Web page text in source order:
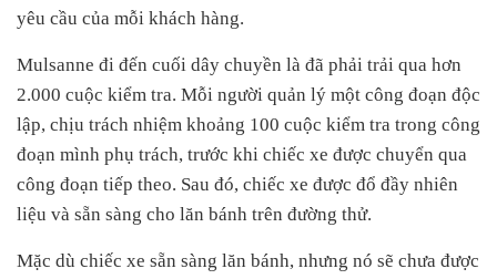
yêu cầu của mỗi khách hàng.
Mulsanne đi đến cuối dây chuyền là đã phải trải qua hơn
2.000 cuộc kiểm tra. Mỗi người quản lý một công đoạn độc
lập, chịu trách nhiệm khoảng 100 cuộc kiểm tra trong công
đoạn mình phụ trách, trước khi chiếc xe được chuyển qua
công đoạn tiếp theo. Sau đó, chiếc xe được đổ đầy nhiên
liệu và sẵn sàng cho lăn bánh trên đường thử.
Mặc dù chiếc xe sẵn sàng lăn bánh, nhưng nó sẽ chưa được